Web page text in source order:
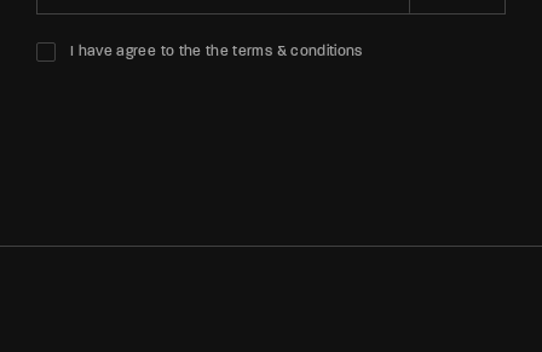
I have agree to the the terms & conditions